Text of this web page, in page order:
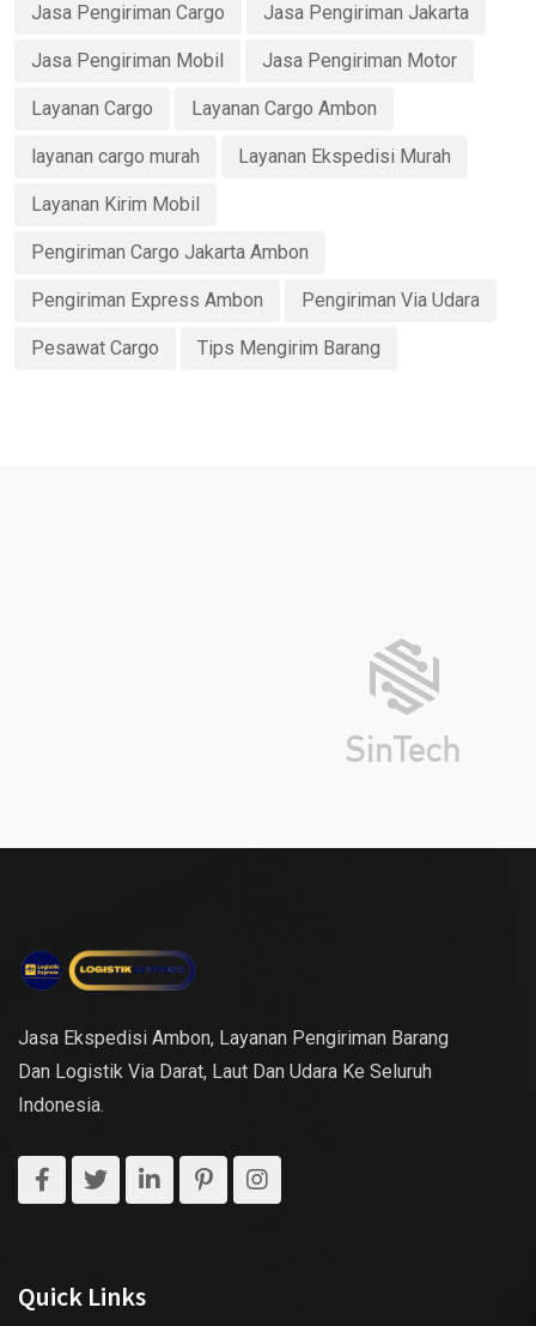
Jasa Pengiriman Cargo Jasa Pengiriman Jakarta
Jasa Pengiriman Mobil Jasa Pengiriman Motor
Layanan Cargo Layanan Cargo Ambon
layanan cargo murah Layanan Ekspedisi Murah
Layanan Kirim Mobil
Pengiriman Cargo Jakarta Ambon
Pengiriman Express Ambon Pengiriman Via Udara
Pesawat Cargo Tips Mengirim Barang
Jasa Ekspedisi Ambon, Layanan Pengiriman Barang
Dan Logistik Via Darat, Laut Dan Udara Ke Seluruh
Indonesia.
Quick Links